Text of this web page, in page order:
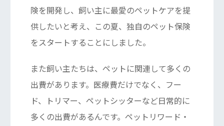
険を開発し、飼い主に最愛のペットケアを提
供したいと考え、この夏、独自のペット保険
をスタートすることにしました。
また飼い主たちは、ペットに関連して多くの
出費があります。医療費だけでなく、フー
ド、トリマー、ペットシッターなど日常的に
多くの出費があるんです。ペットリワード・